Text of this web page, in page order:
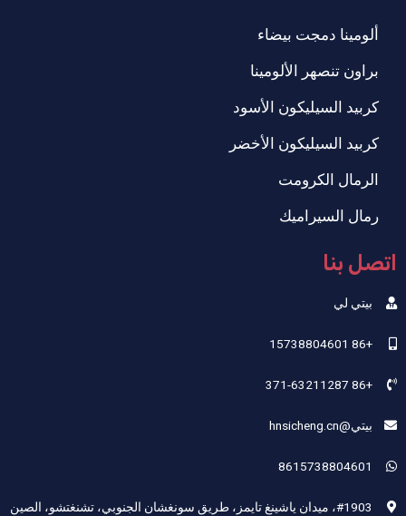
ألومينا دمجت بيضاء
براون تنصهر الألومينا
كربيد السيليكون الأسود
كربيد السيليكون الأخضر
الرمال الكرومت
رمال السيراميك
اتصل بنا
بيتي لي
+86 15738804601
+86 371-63211287
بيتي@hnsicheng.cn
8615738804601
#1903، ميدان ياشينغ تايمز، طريق سونغشان الجنوبي، تشنغتشو، الصين